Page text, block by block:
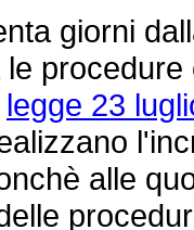
giorni
legge 23
alle